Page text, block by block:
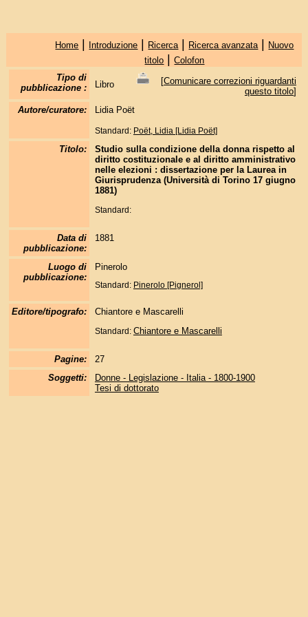
Home | Introduzione | Ricerca | Ricerca avanzata | Nuovo
titolo |Colofon
Tipo di
pubblicazione :
Libro [Comunicare correzioni riguardanti
questo titolo]
Autore/curatore:
Lidia Poët
Standard: Poët, Lidia [Lidia Poët]
Titolo:
Studio sulla condizione della donna rispetto al
diritto costituzionale e al diritto amministrativo
nelle elezioni : dissertazione per la Laurea in
Giurisprudenza (Università di Torino 17 giugno
1881)
Standard:
Data di
pubblicazione:
1881
Luogo di
pubblicazione:
Pinerolo
Standard: Pinerolo [Pignerol]
Editore/tipografo: Chiantore e Mascarelli
Standard: Chiantore e Mascarelli
Pagine:
27
Soggetti:
Donne - Legislazione - Italia - 1800-1900
Tesi di dottorato